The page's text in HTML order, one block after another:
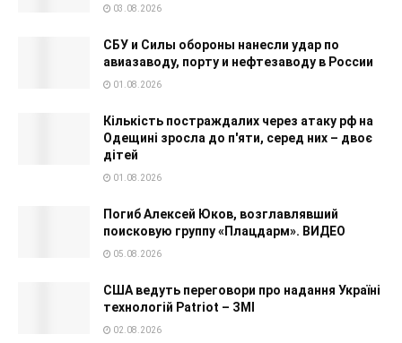
03.08.2026
СБУ и Силы обороны нанесли удар по
авиазаводу, порту и нефтезаводу в России
01.08.2026
Кількість постраждалих через атаку рф на
Одещині зросла до п'яти, серед них – двоє
дітей
01.08.2026
Погиб Алексей Юков, возглавлявший
поисковую группу «Плацдарм». ВИДЕО
05.08.2026
США ведуть переговори про надання Україні
технологій Patriot – ЗМІ
02.08.2026